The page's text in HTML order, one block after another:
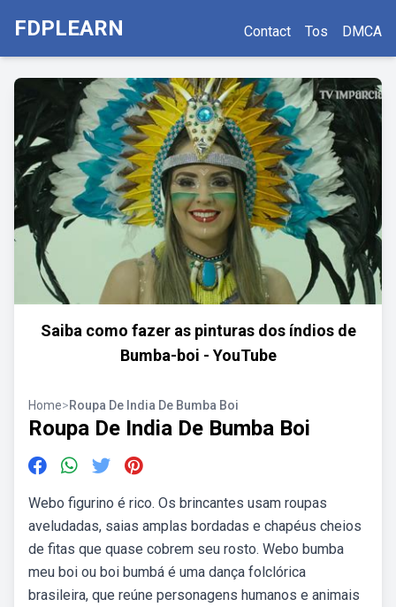
FDPLEARN Contact Tos DMCA
Saiba como fazer as pinturas dos índios de
Bumba-boi - YouTube
Home>Roupa De India De Bumba Boi
Roupa De India De Bumba Boi
Webo figurino é rico. Os brincantes usam roupas
aveludadas, saias amplas bordadas e chapéus cheios
de fitas que quase cobrem seu rosto. Webo bumba
meu boi ou boi bumbá é uma dança folclórica
brasileira, que reúne personagens humanos e animais